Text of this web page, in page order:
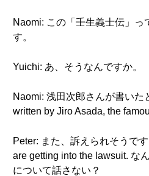
Naomi: この「壬生義士伝」っ
す。
Yuichi: あ、そうなんですか。
Naomi: 浅田次郎さんが書いた
written by Jiro Asada, the
Peter: また、訴えられそうで
are getting into the lawsuit. な
について話さない？